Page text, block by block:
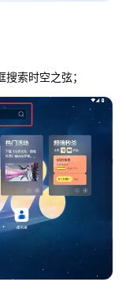
索时空之弦；